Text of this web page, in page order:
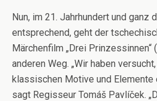
Nun, im 21. Jahrhundert und ganz
entsprechend, geht der
Märchenfilm „Drei Prinzessinnen“
anderen Weg. „Wir haben
klassischen Motive und Elemente
sagt Regisseur Tomáš Pavlíček.